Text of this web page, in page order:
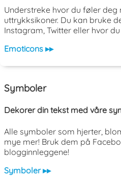
Understreke hvor du føler deg
uttrykksikoner. Du kan bruke
Instagram, Twitter eller hvor
Emoticons ▸▸
Symboler
Dekorer din tekst med våre
Alle symboler som hjerter,
mye mer! Bruk dem på
blogginnleggene!
Symboler ▸▸